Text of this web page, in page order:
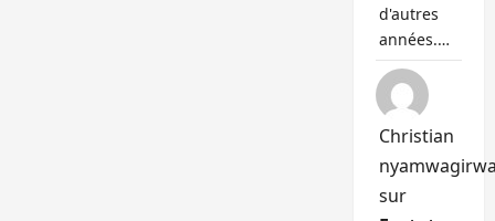
d'autres
années.…
Christian
sur